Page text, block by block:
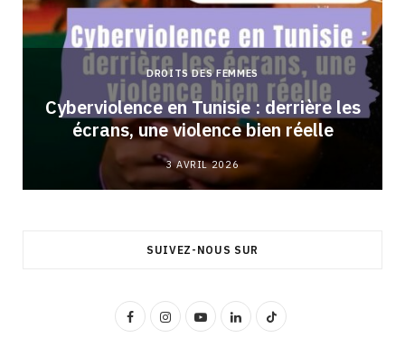
DROITS DES FEMMES
Cyberviolence en Tunisie : derrière les
écrans, une violence bien réelle
3 AVRIL 2026
SUIVEZ-NOUS SUR
F
I
Y
L
T